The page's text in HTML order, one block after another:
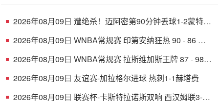
2026年08月09日 遭绝杀！迈阿密第90分钟丢球1-2蒙特雷
2026年08月09日 WNBA常规赛 印第安纳狂热 90 - 86 芝
2026年08月09日 WNBA常规赛 拉斯维加斯王牌 87 - 98
2026年08月09日 友谊赛-加拉格尔进球 热刺1-1赫塔费
2026年08月09日 联赛杯-卡斯特拉诺斯双响 西汉姆联3-1